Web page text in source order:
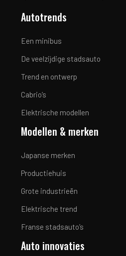
Autotrends
Een minibus
De veelzijdige stadsauto
Trend en ontwerp
Cabrio’s
Elektrische modellen
Modellen & merken
Japanse merken
Productiehuis
Grote industrieën
Elektrische trend
Franse stadsauto’s
Auto innovaties